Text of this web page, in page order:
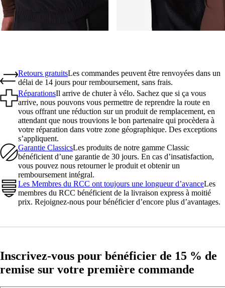
Retours gratuitsLes commandes peuvent être renvoyées dans un
délai de 14 jours pour remboursement, sans frais.
RéparationsIl arrive de chuter à vélo. Sachez que si ça vous
arrive, nous pouvons vous permettre de reprendre la route en
vous offrant une réduction sur un produit de remplacement, en
attendant que nous trouvions le bon partenaire qui procèdera à
votre réparation dans votre zone géographique. Des exceptions
s’appliquent.
Garantie ClassicsLes produits de notre gamme Classic
bénéficient d’une garantie de 30 jours. En cas d’insatisfaction,
vous pouvez nous retourner le produit et obtenir un
remboursement intégral.
Les Membres du RCC ont toujours une longueur d’avanceLes
membres du RCC bénéficient de la livraison express à moitié
prix. Rejoignez-nous pour bénéficier d’encore plus d’avantages.
Inscrivez-vous pour bénéficier de 15 % de
remise sur votre première commande